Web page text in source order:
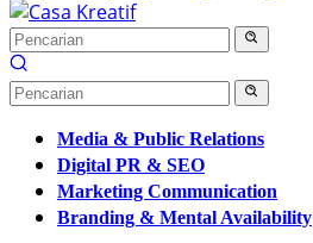
Media & Public Relations
Digital PR & SEO
Marketing Communication
Branding & Mental Availability